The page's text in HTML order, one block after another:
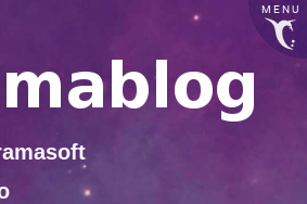
MENU